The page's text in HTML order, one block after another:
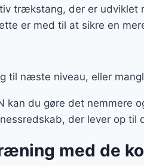
trækstang, der er
er med til at sikre en
til næste niveau, eller
kan du gøre det
der lever op til
med de